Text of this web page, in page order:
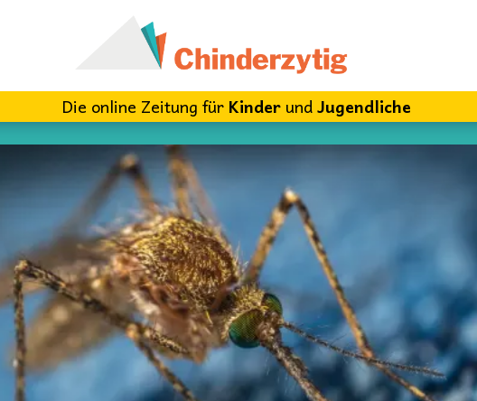
Die online Zeitung für KinderundJugendliche